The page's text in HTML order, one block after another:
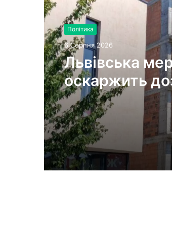
Політика
6 Серпня 2026
Львівська
оскаржить
будівництво
Олесницького